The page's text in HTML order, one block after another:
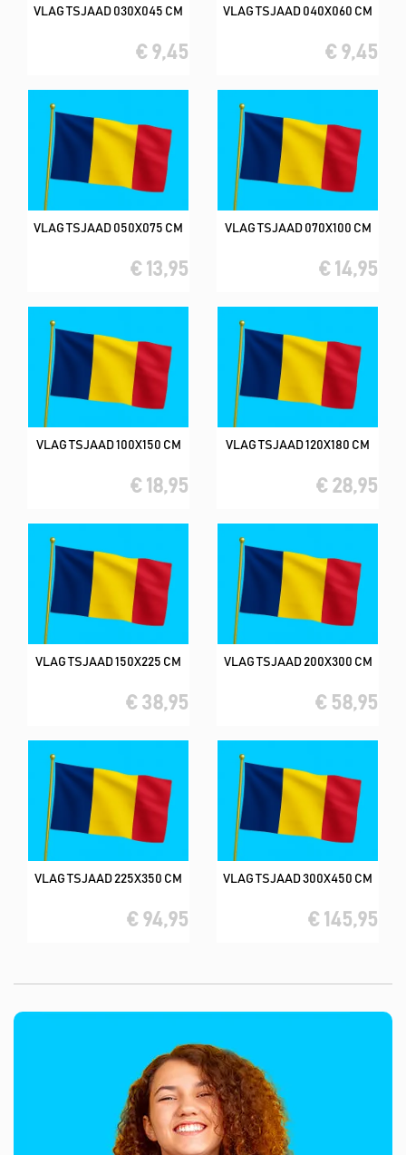
VLAG TSJAAD 030X045 CM
€ 9,45
VLAG TSJAAD 040X060 CM
€ 9,45
VLAG TSJAAD 050X075 CM
€ 13,95
VLAG TSJAAD 070X100 CM
€ 14,95
VLAG TSJAAD 100X150 CM
€ 18,95
VLAG TSJAAD 120X180 CM
€ 28,95
VLAG TSJAAD 150X225 CM
€ 38,95
VLAG TSJAAD 200X300 CM
€ 58,95
VLAG TSJAAD 225X350 CM
€ 94,95
VLAG TSJAAD 300X450 CM
€ 145,95